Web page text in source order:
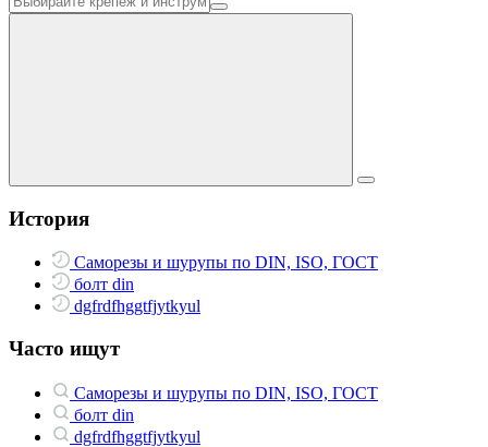
История
Саморезы и шурупы по DIN, ISO, ГОСТ
болт din
dgfrdfhggtfjytkyul
Часто ищут
Саморезы и шурупы по DIN, ISO, ГОСТ
болт din
dgfrdfhggtfjytkyul